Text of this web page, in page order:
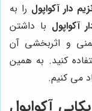
دار آکواپول را به
آکواپول با داشتن
و اثربخشی آن
کنید. به همین
می کنیم.